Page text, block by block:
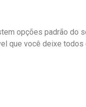
opções padrão do
que você deixe